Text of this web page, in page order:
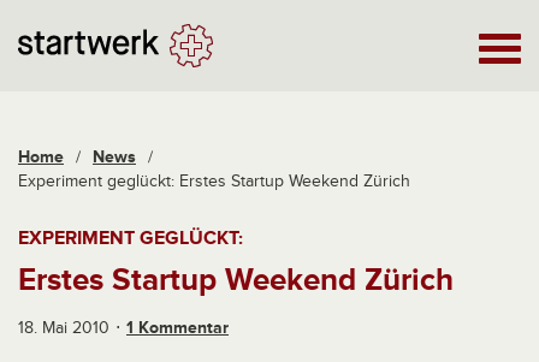
Home / News /
Experiment geglückt: Erstes Startup Weekend Zürich
EXPERIMENT GEGLÜCKT:
Erstes Startup Weekend Zürich
18. Mai 2010 1 Kommentar